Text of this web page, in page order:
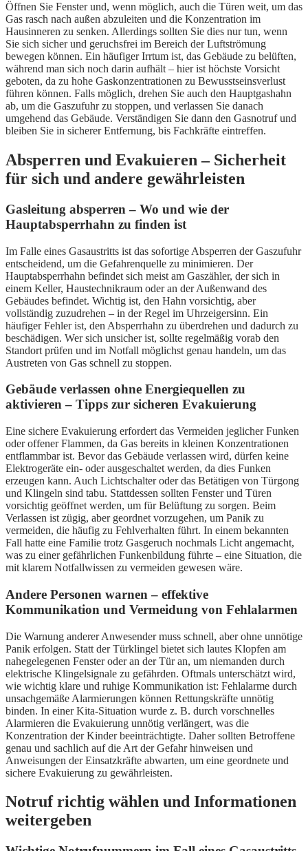
Öffnen Sie Fenster und, wenn möglich, auch die Türen weit, um das
Gas rasch nach außen abzuleiten und die Konzentration im
Hausinneren zu senken. Allerdings sollten Sie dies nur tun, wenn
Sie sich sicher und geruchsfrei im Bereich der Luftströmung
bewegen können. Ein häufiger Irrtum ist, das Gebäude zu belüften,
während man sich noch darin aufhält – hier ist höchste Vorsicht
geboten, da zu hohe Gaskonzentrationen zu Bewusstseinsverlust
führen können. Falls möglich, drehen Sie auch den Hauptgashahn
ab, um die Gaszufuhr zu stoppen, und verlassen Sie danach
umgehend das Gebäude. Verständigen Sie dann den Gasnotruf und
bleiben Sie in sicherer Entfernung, bis Fachkräfte eintreffen.
Absperren und Evakuieren – Sicherheit
für sich und andere gewährleisten
Gasleitung absperren – Wo und wie der
Hauptabsperrhahn zu finden ist
Im Falle eines Gasaustritts ist das sofortige Absperren der Gaszufuhr
entscheidend, um die Gefahrenquelle zu minimieren. Der
Hauptabsperrhahn befindet sich meist am Gaszähler, der sich in
einem Keller, Haustechnikraum oder an der Außenwand des
Gebäudes befindet. Wichtig ist, den Hahn vorsichtig, aber
vollständig zuzudrehen – in der Regel im Uhrzeigersinn. Ein
häufiger Fehler ist, den Absperrhahn zu überdrehen und dadurch zu
beschädigen. Wer sich unsicher ist, sollte regelmäßig vorab den
Standort prüfen und im Notfall möglichst genau handeln, um das
Austreten von Gas schnell zu stoppen.
Gebäude verlassen ohne Energiequellen zu
aktivieren – Tipps zur sicheren Evakuierung
Eine sichere Evakuierung erfordert das Vermeiden jeglicher Funken
oder offener Flammen, da Gas bereits in kleinen Konzentrationen
entflammbar ist. Bevor das Gebäude verlassen wird, dürfen keine
Elektrogeräte ein- oder ausgeschaltet werden, da dies Funken
erzeugen kann. Auch Lichtschalter oder das Betätigen von Türgong
und Klingeln sind tabu. Stattdessen sollten Fenster und Türen
vorsichtig geöffnet werden, um für Belüftung zu sorgen. Beim
Verlassen ist zügig, aber geordnet vorzugehen, um Panik zu
vermeiden, die häufig zu Fehlverhalten führt. In einem bekannten
Fall hatte eine Familie trotz Gasgeruch nochmals Licht angemacht,
was zu einer gefährlichen Funkenbildung führte – eine Situation, die
mit klarem Notfallwissen zu vermeiden gewesen wäre.
Andere Personen warnen – effektive
Kommunikation und Vermeidung von Fehlalarmen
Die Warnung anderer Anwesender muss schnell, aber ohne unnötige
Panik erfolgen. Statt der Türklingel bietet sich lautes Klopfen am
nahegelegenen Fenster oder an der Tür an, um niemanden durch
elektrische Klingelsignale zu gefährden. Oftmals unterschätzt wird,
wie wichtig klare und ruhige Kommunikation ist: Fehlalarme durch
unsachgemäße Alarmierungen können Rettungskräfte unnötig
binden. In einer Kita-Situation wurde z. B. durch vorschnelles
Alarmieren die Evakuierung unnötig verlängert, was die
Konzentration der Kinder beeinträchtigte. Daher sollten Betroffene
genau und sachlich auf die Art der Gefahr hinweisen und
Anweisungen der Einsatzkräfte abwarten, um eine geordnete und
sichere Evakuierung zu gewährleisten.
Notruf richtig wählen und Informationen
weitergeben